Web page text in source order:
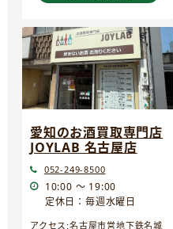
愛知のお酒買取専門店
JOYLAB 名古屋店
052-249-8500
10:00 ～ 19:00
定休日：毎週水曜日
アクセス:名古屋市営地下鉄名城